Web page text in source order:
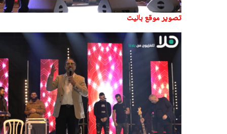
تصوير موقع بانيت